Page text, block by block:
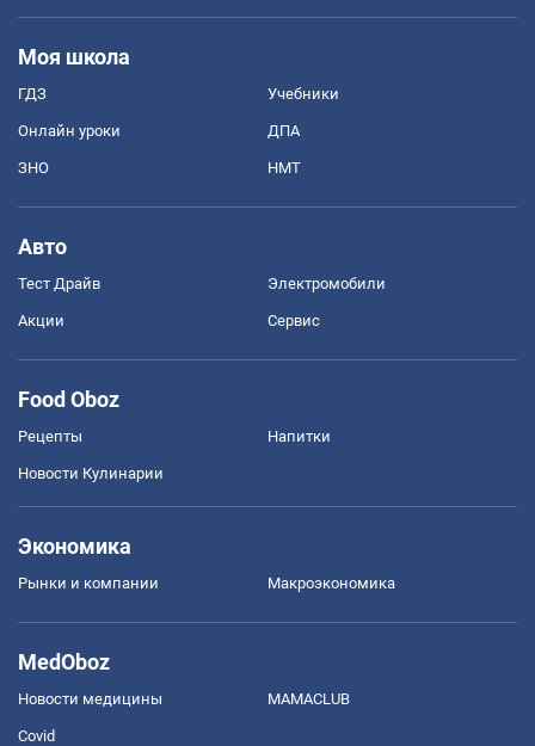
Моя школа
ГДЗ Учебники
Онлайн уроки ДПА
ЗНО НМТ
Авто
Тест Драйв Электромобили
Акции Сервис
Food Oboz
Рецепты Напитки
Новости Кулинарии
Экономика
Рынки и компании Mакроэкономика
MedOboz
Новости медицины MAMACLUB
Covid